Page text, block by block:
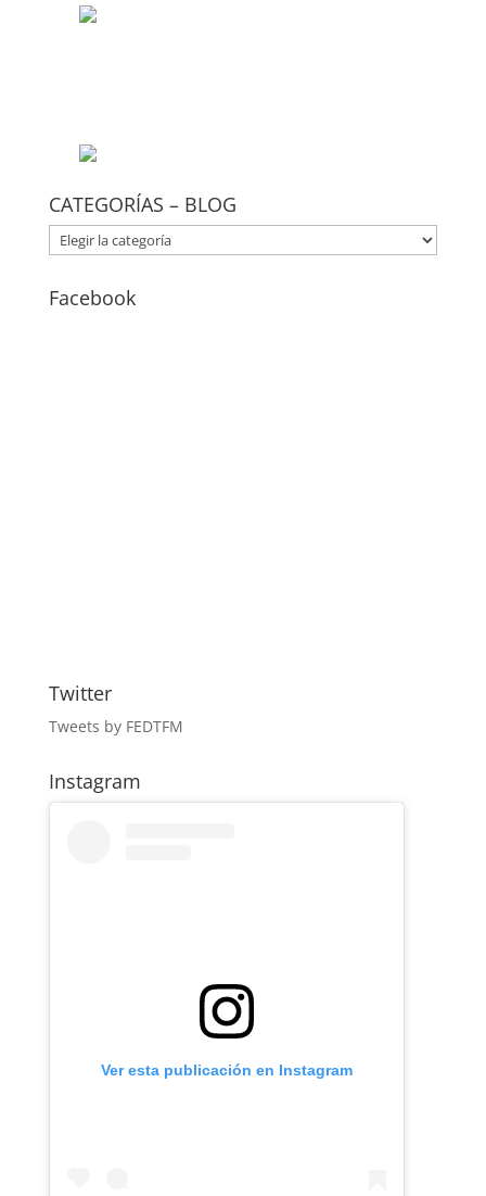
CATEGORÍAS – BLOG
CATEGORÍAS
–
Facebook
Twitter
Tweets by FEDTFM
Instagram
Ver esta publicación en Instagram